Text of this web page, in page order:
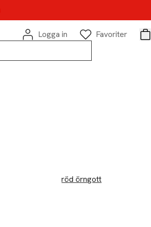
Logga in
Favoriter
röd örngott